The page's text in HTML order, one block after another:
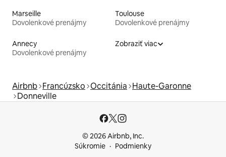
Marseille
Dovolenkové prenájmy
Toulouse
Dovolenkové prenájmy
Annecy
Dovolenkové prenájmy
Zobraziť viac
Airbnb Francúzsko Occitánia Haute-Garonne
Donneville
© 2026 Airbnb, Inc.
Súkromie
Podmienky